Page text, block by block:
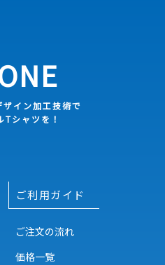
イン加工技術で
Tシャツを！
ご利用ガイド
ご注文の流れ
価格一覧